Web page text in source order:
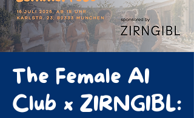
The Female AI
Club x ZIRNGIBL: